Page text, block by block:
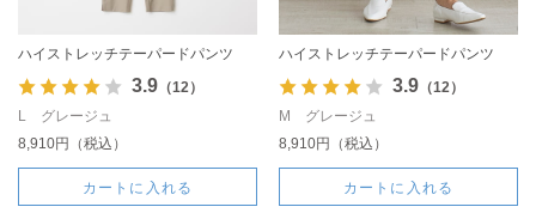
ハイストレッチテーパードパンツ
3.9（12）
L グレージュ
8,910円（税込）
カートに入れる
ハイストレッチテーパードパンツ
3.9（12）
M グレージュ
8,910円（税込）
カートに入れる